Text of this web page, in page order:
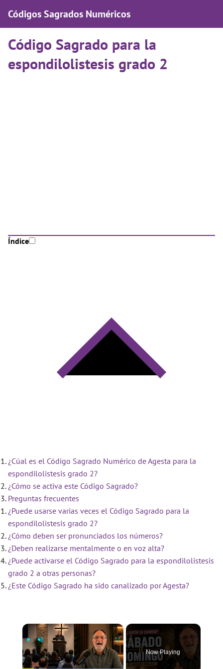
Códigos Sagrados Numéricos
Código Sagrado para la
espondilolistesis grado 2
Índice
¿Cúal es el Código Sagrado Numérico de Agesta para la
espondilolistesis grado 2?
¿Cómo se activa este Código Sagrado?
Preguntas frecuentes
¿Puede usarse varias veces el Código Sagrado para la
espondilolistesis grado 2?
¿Cómo deben ser pronunciados los números?
¿Deben realizarse mentalmente o en voz alta?
¿Puede activarse el Código Sagrado para la espondilolistesis
grado 2 a otras personas?
¿Este Código Sagrado ha sido canalizado por Agesta?
×
Now Playing